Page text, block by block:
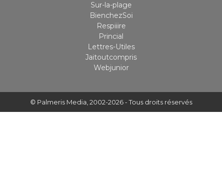
Sur-la-plage
BienchezSoi
Respiiire
Princial
Lettres-Utiles
Jaitoutcompris
Webjunior
© Palmeris Media , 2002-2026 - Tous droits réservés